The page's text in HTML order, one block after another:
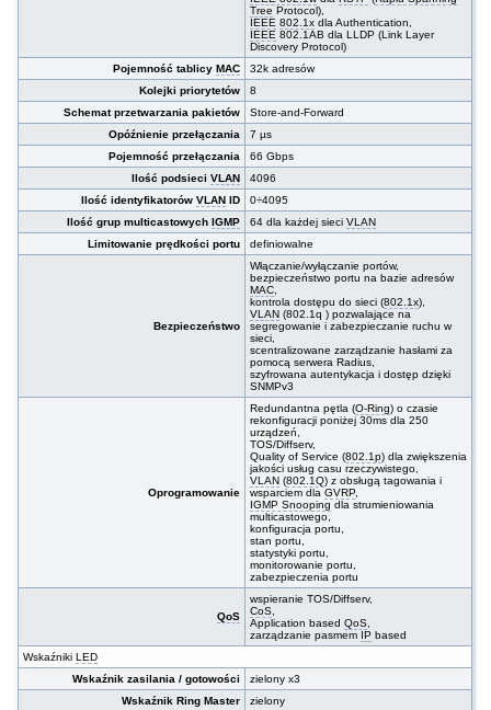
Tree Protocol),
IEEE 802.1x dla Authentication,
IEEE 802.1AB dla LLDP (Link Layer
Discovery Protocol)
Pojemność tablicyMAC
32k adresów
Kolejki priorytetów
8
Schemat przetwarzania pakietów
Store-and-Forward
Opóźnienie przełączania
7 µs
Pojemność przełączania
66 Gbps
Ilość podsieciVLAN
4096
Ilość identyfikatorówVLAN ID
0÷4095
Ilość grup multicastowychIGMP 64 dla każdej sieciVLAN
Limitowanie prędkości portu
definiowalne
Bezpieczeństwo
Włączanie/wyłączanie portów,
bezpieczeństwo portu na bazie adresów
MAC,
kontrola dostępu do sieci (802.1x),
VLAN (802.1q ) pozwalające na
segregowanie i zabezpieczanie ruchu w
sieci,
scentralizowane zarządzanie hasłami za
pomocą serwera Radius,
szyfrowana autentykacja i dostęp dzięki
SNMPv3
Oprogramowanie
Redundantna pętla (O-Ring) o czasie
rekonfiguracji poniżej 30ms dla 250
urządzeń,
TOS/Diffserv,
Quality of Service (802.1p) dla zwiększenia
jakości usług casu rzeczywistego,
VLAN (802.1Q) z obsługą tagowania i
wsparciem dlaGVRP,
IGMP Snooping dla strumieniowania
multicastowego,
konfiguracja portu,
stan portu,
statystyki portu,
monitorowanie portu,
zabezpieczenia portu
QoS
wspieranie TOS/Diffserv,
CoS,
Application basedQoS,
zarządzanie pasmem IP based
WskaźnikiLED
Wskaźnik zasilania / gotowości
zielony x3
Wskaźnik Ring Master
zielony
9 880,00 PLN
16x 10/1000 RJ-45, 1 slot dla 4x10G, modularny
6 380,00 PLN
24x SFP + 4 sloty SFP+ 10G, O/Open-Ring